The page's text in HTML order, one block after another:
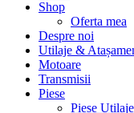
Shop
Oferta mea
Despre noi
Utilaje &
Motoare
Transmisii
Piese
Piese